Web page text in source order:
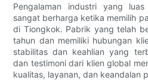
Pengalaman industri yang
sangat berharga ketika memilih
di Tiongkok. Pabrik yang telah
tahun dan memiliki hubungan
stabilitas dan keahlian yang
dan testimoni dari klien global
kualitas, layanan, dan keandalan